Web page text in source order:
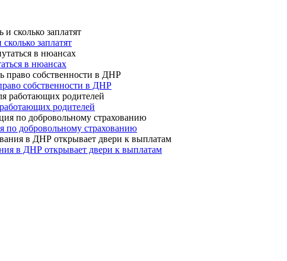
заплатят
в нюансах
собственности в ДНР
родителей
по добровольному страхованию
в ДНР открывает двери к выплатам